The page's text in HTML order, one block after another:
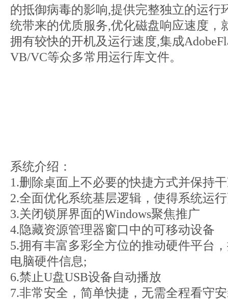
的抵御病毒的影响,提供完整独立的运行
统带来的优质服务,优化磁盘响应速度，
拥有较快的开机及运行速度,集成
VB/VC等众多常用运行库文件。
系统介绍：
1.删除桌面上不必要的快捷方式并保持
2.全面优化系统基层逻辑，使得系统运
3.关闭锁屏界面的Windows聚焦推广
4.隐藏资源管理器窗口中的可移动设备
5.拥有丰富多彩全方位的推动硬件平台
电脑硬件信息;
6.禁止U盘USB设备自动播放
7.非常安全，简单快捷，无需全程看守